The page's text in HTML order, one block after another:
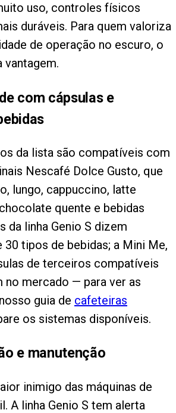
uso, controles físicos
duráveis. Para quem valoriza
de operação no escuro, o
vantagem.
com cápsulas e
da lista são compatíveis com
Nescafé Dolce Gusto, que
lungo, cappuccino, latte
quente e bebidas
da linha Genio S dizem
30 tipos de bebidas; a Mini Me,
de terceiros compatíveis
no mercado — para ver as
guia de cafeteiras
os sistemas disponíveis.
e manutenção
inimigo das máquinas de
A linha Genio S tem alerta